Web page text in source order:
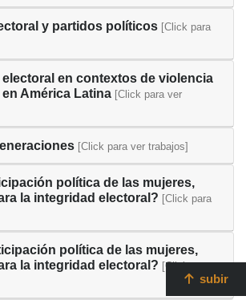
y partidos políticos [Click para
electoral en contextos de violencia
América Latina [Click para ver
[Click para ver trabajos]
política de las mujeres,
la integridad electoral? [Click para
política de las mujeres,
la integridad electoral? [Click para
subir